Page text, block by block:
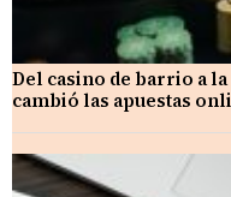
Del casino de barrio a
cambió las apuestas